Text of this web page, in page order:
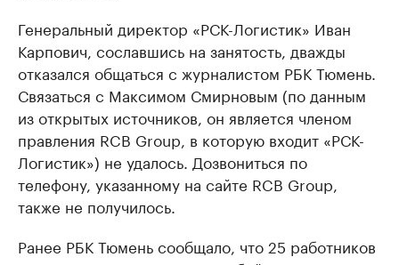
Генеральный директор «РСК-Логистик» Иван
Карпович, сославшись на занятость, дважды
отказался общаться с журналистом РБК Тюмень.
Связаться с Максимом Смирновым (по данным
из открытых источников, он является членом
правления RCB Group, в которую входит «РСК-
Логистик») не удалось. Дозвониться по
телефону, указанному на сайте RCB Group,
также не получилось.
Ранее РБК Тюмень сообщало, что 25 работников